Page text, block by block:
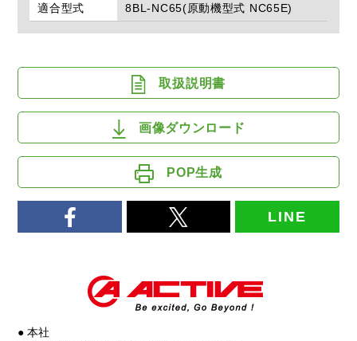
適合型式 8BL-NC65(原動機型式 NC65E)
取扱説明書
画像ダウンロード
POP生成
LINE
● 本社